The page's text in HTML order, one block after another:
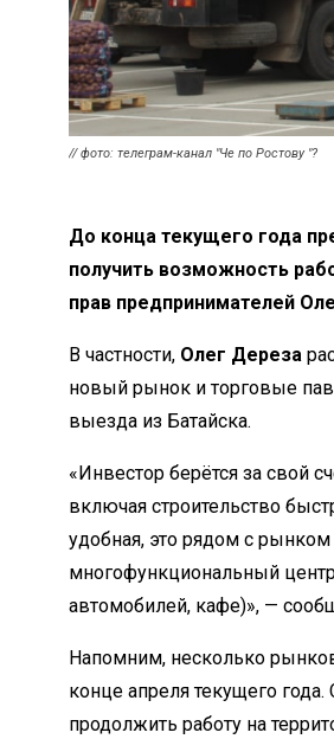
// фото: телеграм-канал "Че по Ростову "?
До конца текущего года
получить возможность
прав предпринимателей
В частности, Олег Дереза
новый рынок и торговые
выезда из Батайска.
«Инвестор берётся за свой
включая строительство
удобная, это рядом с рынком
многофункциональный
автомобилей, кафе)», —
Напомним, несколько
конце апреля текущего
продолжить работу на